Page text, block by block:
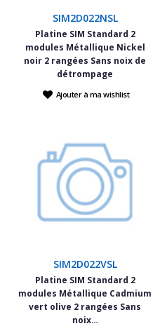
SIM2D022NSL
Platine SIM Standard 2
modules Métallique Nickel
noir 2 rangées Sans noix de
détrompage
Ajouter à ma wishlist
SIM2D022VSL
Platine SIM Standard 2
modules Métallique Cadmium
vert olive 2 rangées Sans
noix…